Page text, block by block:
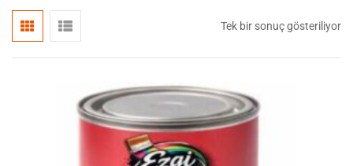
Tek bir sonuç gösteriliyor